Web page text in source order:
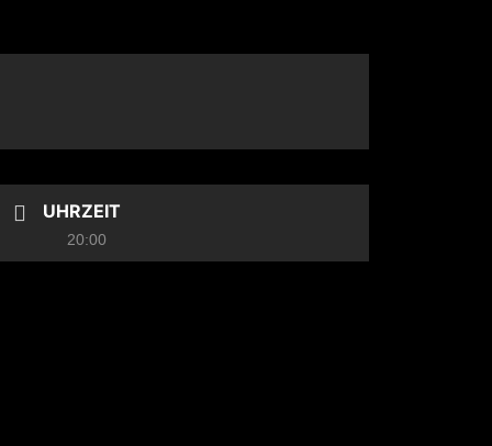
UHRZEIT
20:00